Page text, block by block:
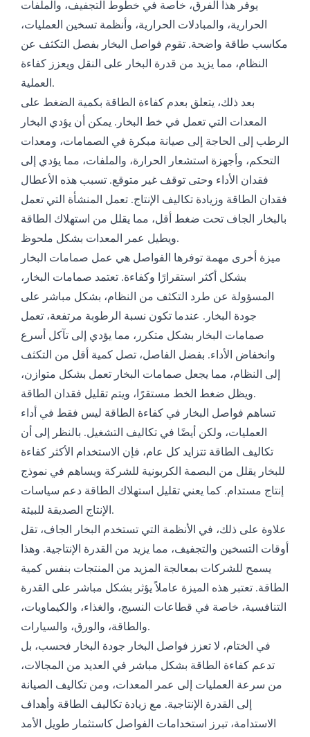
يوفر هذا الفرق، خاصة في خطوط التجفيف، والملفات
الحرارية، والمبادلات الحرارية، وأنظمة تسخين العمليات،
مكاسب طاقة واضحة. تقوم فواصل البخار بفصل التكثف عن
النظام، مما يزيد من قدرة البخار على النقل ويعزز كفاءة
العملية.
بعد ذلك، يتعلق بعدم كفاءة الطاقة بكمية الضغط على
المعدات التي تعمل في خط البخار. يمكن أن يؤدي البخار
الرطب إلى الحاجة إلى صيانة مبكرة في الصمامات، ومعدات
التحكم، وأجهزة استشعار الحرارة، والملفات، مما يؤدي إلى
فقدان الأداء وحتى توقف غير متوقع. تسبب هذه الأعطال
فقدان الطاقة وزيادة تكاليف الإنتاج. تعمل المنشأة التي تعمل
بالبخار الجاف تحت ضغط أقل، مما يقلل من استهلاك الطاقة
ويطيل عمر المعدات بشكل ملحوظ.
ميزة أخرى مهمة توفرها الفواصل هي عمل صمامات البخار
بشكل أكثر استقرارًا وكفاءة. تعتمد صمامات البخار،
المسؤولة عن طرد التكثف من النظام، بشكل مباشر على
جودة البخار. عندما تكون نسبة الرطوبة مرتفعة، تعمل
صمامات البخار بشكل متكرر، مما يؤدي إلى تآكل أسرع
وانخفاض الأداء. بفضل الفاصل، تصل كمية أقل من التكثف
إلى النظام، مما يجعل صمامات البخار تعمل بشكل متوازن،
ويظل ضغط الخط مستقرًا، ويتم تقليل فقدان الطاقة.
تساهم فواصل البخار في كفاءة الطاقة ليس فقط في أداء
العمليات، ولكن أيضًا في تكاليف التشغيل. بالنظر إلى أن
تكاليف الطاقة تتزايد كل عام، فإن الاستخدام الأكثر كفاءة
للبخار يقلل من البصمة الكربونية للشركة ويساهم في نموذج
إنتاج مستدام. كما يعني تقليل استهلاك الطاقة دعم سياسات
الإنتاج الصديقة للبيئة.
علاوة على ذلك، في الأنظمة التي تستخدم البخار الجاف، تقل
أوقات التسخين والتجفيف، مما يزيد من القدرة الإنتاجية. وهذا
يسمح للشركات بمعالجة المزيد من المنتجات بنفس كمية
الطاقة. تعتبر هذه الميزة عاملاً يؤثر بشكل مباشر على القدرة
التنافسية، خاصة في قطاعات النسيج، والغذاء، والكيماويات،
والطاقة، والورق، والسيارات.
في الختام، لا تعزز فواصل البخار جودة البخار فحسب، بل
تدعم كفاءة الطاقة بشكل مباشر في العديد من المجالات،
من سرعة العمليات إلى عمر المعدات، ومن تكاليف الصيانة
إلى القدرة الإنتاجية. مع زيادة تكاليف الطاقة وأهداف
الاستدامة، تبرز استخدامات الفواصل كاستثمار طويل الأمد